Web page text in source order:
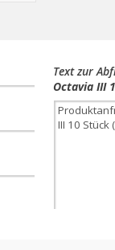
Text zur
Octavia III